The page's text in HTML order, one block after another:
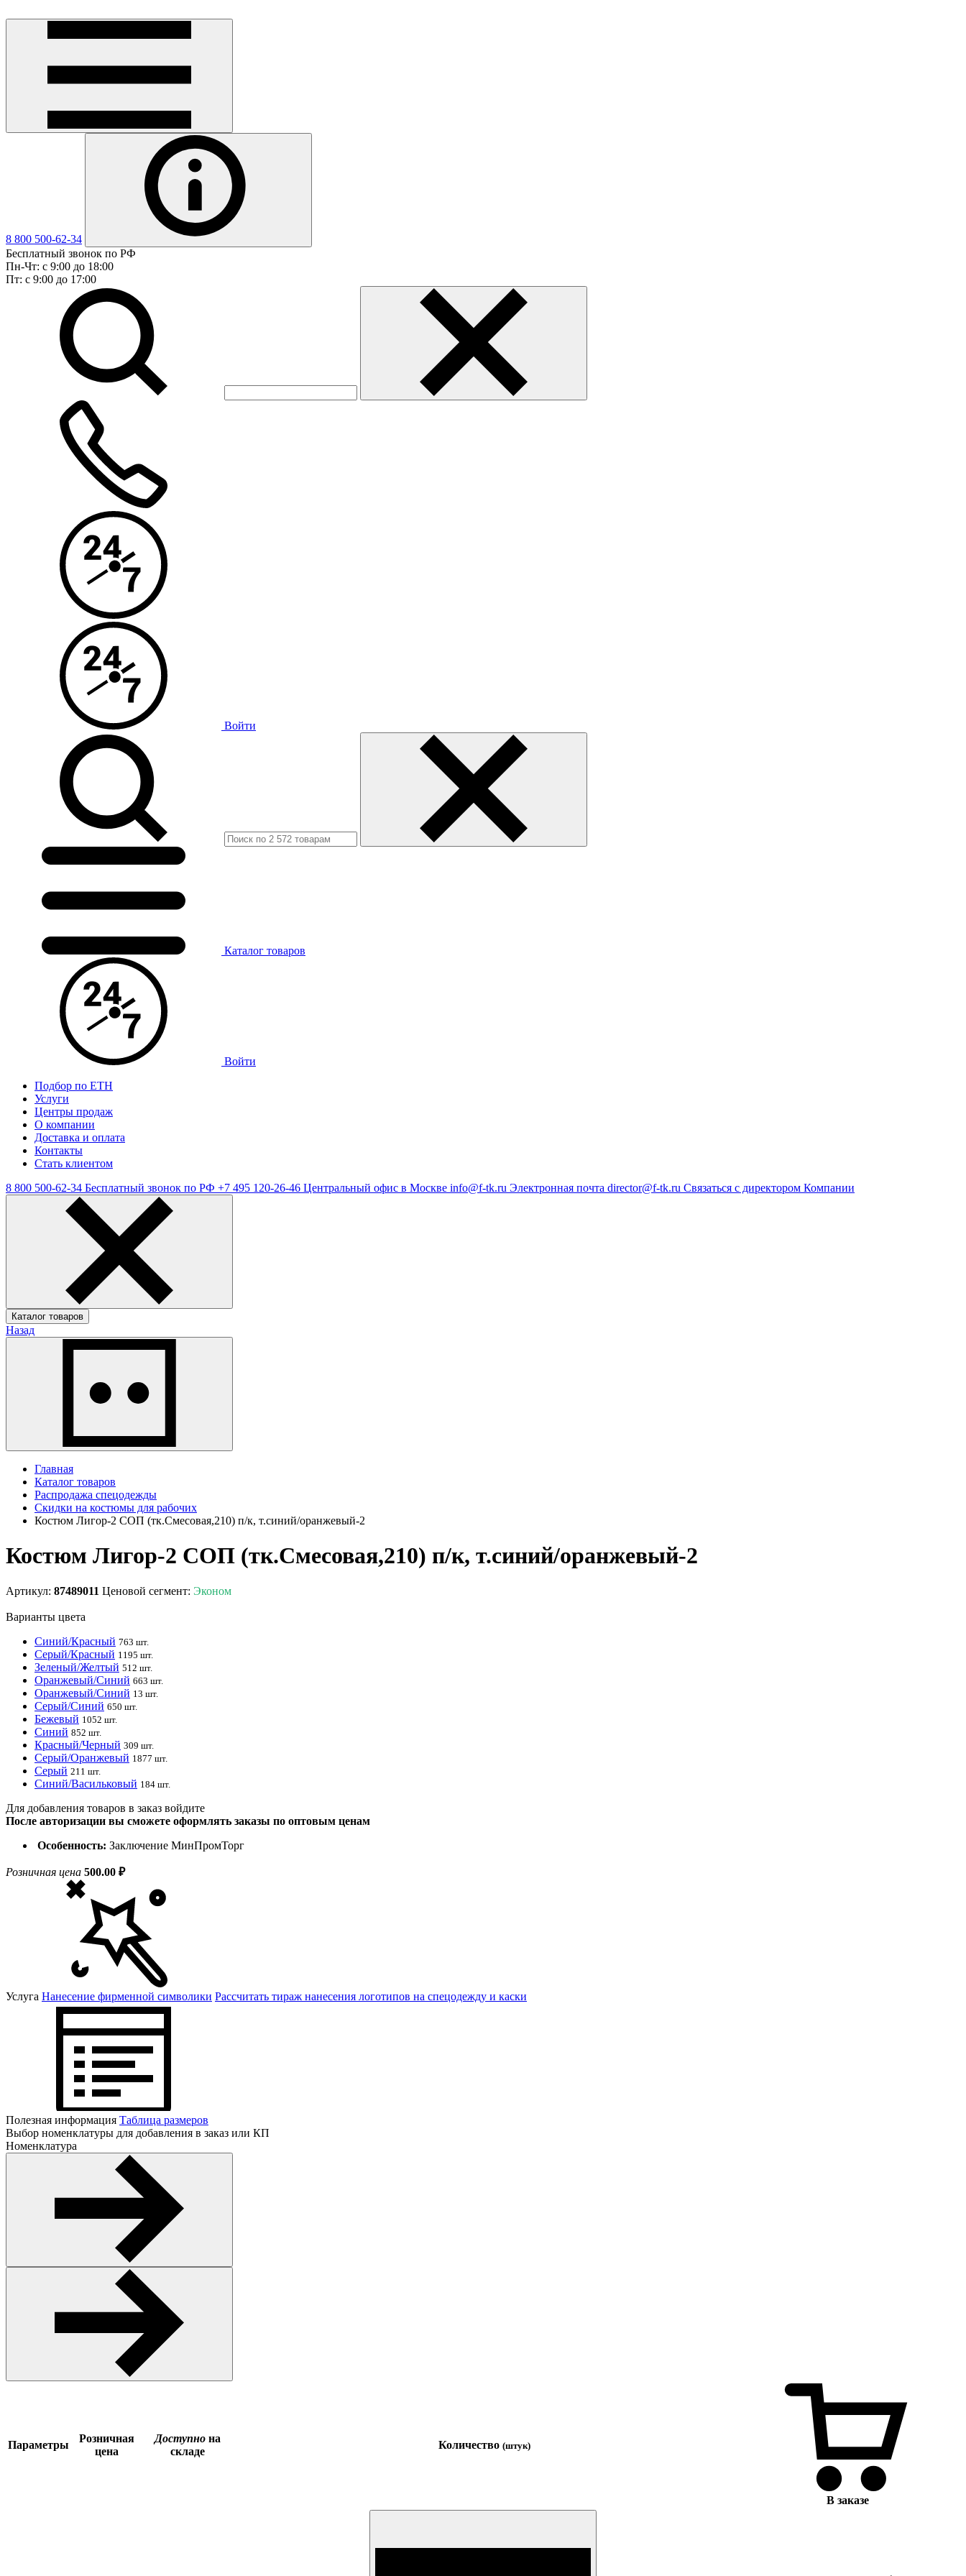
8 800 500-62-34
Бесплатный звонок по РФ
Пн-Чт: с 9:00 до 18:00
Пт: с 9:00 до 17:00
Войти
Каталог товаров
Войти
Подбор по ЕТН
Услуги
Центры продаж
О компании
Доставка и оплата
Контакты
Стать клиентом
8 800 500-62-34 Бесплатный звонок по РФ +7 495 120-26-46 Центральный офис в Москве info@f-tk.ru Электронная почта director@f-tk.ru Связаться с директором Компании
Каталог товаров
Назад
Главная
Каталог товаров
Распродажа спецодежды
Скидки на костюмы для рабочих
Костюм Лигор-2 СОП (тк.Смесовая,210) п/к, т.синий/оранжевый-2
Костюм Лигор-2 СОП (тк.Смесовая,210) п/к, т.синий/оранжевый-2
Артикул: 87489011 Ценовой сегмент: Эконом
Варианты цвета
Синий/Красный 763 шт.
Серый/Красный 1195 шт.
Зеленый/Желтый 512 шт.
Оранжевый/Синий 663 шт.
Оранжевый/Синий 13 шт.
Серый/Синий 650 шт.
Бежевый 1052 шт.
Синий 852 шт.
Красный/Черный 309 шт.
Серый/Оранжевый 1877 шт.
Серый 211 шт.
Синий/Васильковый 184 шт.
Для добавления товаров в заказ войдите
После авторизации вы сможете оформлять заказы по оптовым ценам
Особенность: Заключение МинПромТорг
Розничная цена 500.00 ₽
Услуга Нанесение фирменной символики Рассчитать тираж нанесения логотипов на спецодежду и каски
Полезная информация Таблица размеров
Выбор номенклатуры для добавления в заказ или КП
Номенклатура
Параметры
Розничная
цена
Доступно на
складе
Количество (штук)
В заказе